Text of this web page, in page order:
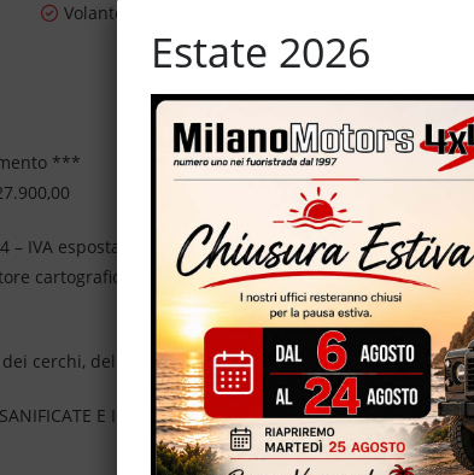
Volante in pelle
***
– IVA esposta – cambio automatico – 35.911 Km
cartografico – sensori park – cerchi in lega da 17” –
cerchi, del tetto e delle calotte degli specchietti al
E IGIENIZZATE CON TRATTAMENTI DI VAPORE,
Estate 2026